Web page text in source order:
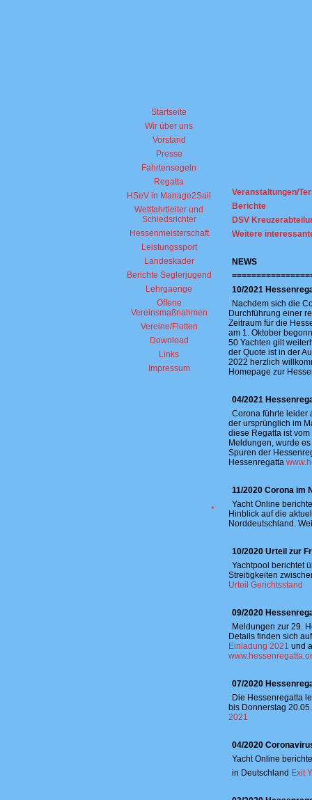
Startseite
Wir über uns
Vorstand
Presse
Fahrtensegeln
Regatta
HSeV in Manage2Sail
Wettfahrtleiter und
Schiedsrichter
Hessenmeisterschaft
Leistungssport
Landeskader
Berichte Seglerjugend
Lehrgaenge
Offene
Vereinsmaßnahmen
Vereine/Flotten
Download
Links
Impressum
*
Veranstaltungen/
Berichte
DSV
Weitere
NEWS
10/2021
Nachdem sich die
Durchführung einer
Zeitraum für die
am 1. Oktober
50 Yachten gilt
der Quote ist in der
2022 herzlich
Homepage zur
04/2021
Corona führte leider
der ursprünglich im
diese Regatta ist
Meldungen, wurde
Spuren der
Hessenregatta
11/2020 Corona im
Yacht Online
Hinblick auf die
Norddeutschland.
10/2020 Urteil zur
Yachtpool berichtet
Streitigkeiten
Urteil Gerichtsstand
09/2020
Meldungen zur 29.
Details finden sich
Einladung 2021 und
07/2020
Die Hessenregatta
bis Donnerstag
2021
04/2020
Yacht Online
in Deutschland Exit